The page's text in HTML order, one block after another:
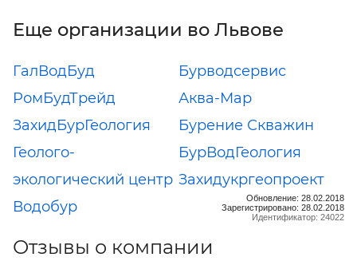
Еще организации во Львове
ГалВодБуд
Бурводсервис
РомБудТрейд
Аква-Мар
ЗахидБурГеология
Бурение Скважин
Геолого-
экологический центр
БурВодГеология
Захидукргеопроект
Водобур
Обновление: 28.02.2018
Зарегистрировано: 28.02.2018
Идентификатор: 24022
Отзывы о компании